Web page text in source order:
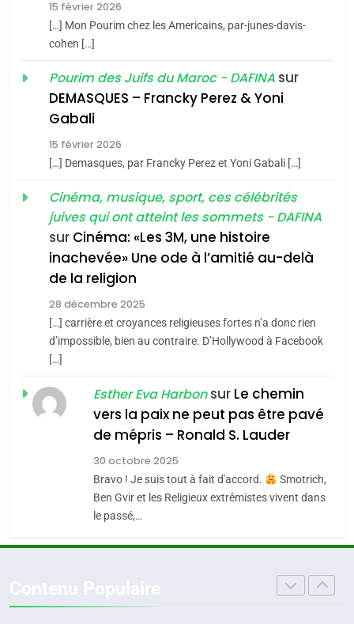
du terroir
Oeil ravageur – Vanessa
De Loya Stauber
«Tu dis génocide, je dis
guerre»: La nouvelle
chanson de Boy George
ISRAÉL JUDAISME
Accords d’Isaac:
l’alliance pourrait
s’étendre à 13 pays
d’Amérique latine
ISRAÉL JUDAISME
2025, l’année la plus
FIÈRE, DIGNE ET RÉSILIENTE :
15 février 2026
[…] Mon Pourim chez les Americains, par-junes-davis-
cohen […]
Pourim des Juifs du Maroc - DAFINA sur
DEMASQUES – Francky Perez & Yoni
Gabali
15 février 2026
[…] Demasques, par Francky Perez et Yoni Gabali […]
Cinéma, musique, sport, ces célébrités
juives qui ont atteint les sommets - DAFINA
sur Cinéma: «Les 3M, une histoire
inachevée» Une ode à l’amitié au-delà
de la religion
28 décembre 2025
[…] carrière et croyances religieuses fortes n’a donc rien
d’impossible, bien au contraire. D’Hollywood à Facebook
[…]
Esther Eva Harbonsur Le chemin
vers la paix ne peut pas être pavé
de mépris – Ronald S. Lauder
30 octobre 2025
Bravo ! Je suis tout à fait d'accord.
Smotrich,
Ben Gvir et les Religieux extrêmistes vivent dans
le passé,…
meurtrière selon le rapport
l’antisémitisme
FIÈRE, DIGNE ET RÉSILIENTE :
POURQUOI JE REVENDIQUE
MA JUDAÏTE par Thérèse
Zrihen-Dvir
ISRAÉL
CE QUI NOUS MANQUE –
JUDAISME
Maroc : Les amandes de
Tafraout, le miel de Tadla
Azilal consacrés produits
du terroir
DAFINA MAROC
Oeil ravageur – Vanessa De